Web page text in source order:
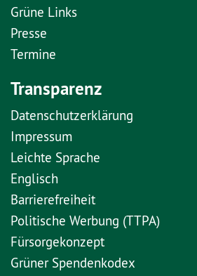
Grüne Links
Presse
Termine
Transparenz
Datenschutzerklärung
Impressum
Leichte Sprache
Englisch
Barrierefreiheit
Politische Werbung (TTPA)
Fürsorgekonzept
Grüner Spendenkodex